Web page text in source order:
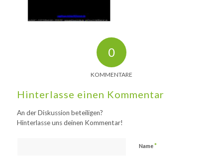
0
KOMMENTARE
Hinterlasse einen Kommentar
An der Diskussion beteiligen?
Hinterlasse uns deinen Kommentar!
Name*